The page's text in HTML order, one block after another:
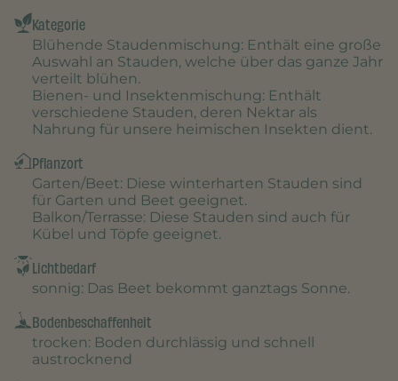
Kategorie
Blühende Staudenmischung: Enthält eine große
Auswahl an Stauden, welche über das ganze Jahr
verteilt blühen.
Bienen- und Insektenmischung: Enthält
verschiedene Stauden, deren Nektar als
Nahrung für unsere heimischen Insekten dient.
Pflanzort
Garten/Beet: Diese winterharten Stauden sind
für Garten und Beet geeignet.
Balkon/Terrasse: Diese Stauden sind auch für
Kübel und Töpfe geeignet.
Lichtbedarf
sonnig: Das Beet bekommt ganztags Sonne.
Bodenbeschaffenheit
trocken: Boden durchlässig und schnell
austrocknend